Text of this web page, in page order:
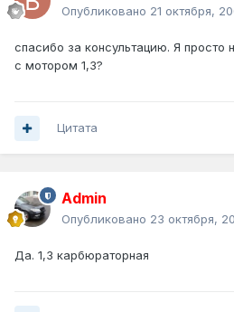
Опубликовано 21 октября,
спасибо за консультацию. Я
с мотором 1,3?
Цитата
Admin
Опубликовано 23 октября,
Да. 1,3 карбюраторная